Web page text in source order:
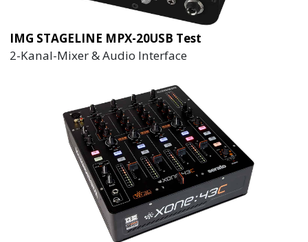
IMG STAGELINE MPX-20USB Test
2-Kanal-Mixer & Audio Interface